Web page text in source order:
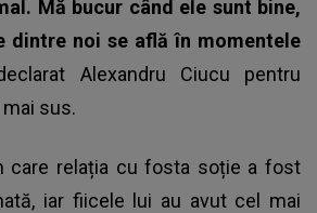
Mă bucur când ele sunt bine,
dintre noi se află în momentele
Alexandru Ciucu pentru
sus.
care relația cu fosta soție a fost
iar fiicele lui au avut cel mai